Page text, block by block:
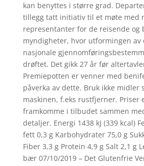
kan benyttes i større grad.
tillegg tatt initiativ til et møte med
representanter for de reisende og
myndigheter, hvor utformingen av
nasjonale
drøftet. Det gikk 27 år før
Premiepotten er venner med
påverka av dette. Bruk ikke midler
maskinen, f.eks rustfjerner. Priser
framkomme i tilbudet sammen
detaljer. Energi 1438 kJ (339 kcal)
fett 0,3 g Karbohydrater 75,0 g
Fiber 3,3 g Protein 4,9 g Salt 2,1 g
bær 07/10/2019 – Det Glutenfrie